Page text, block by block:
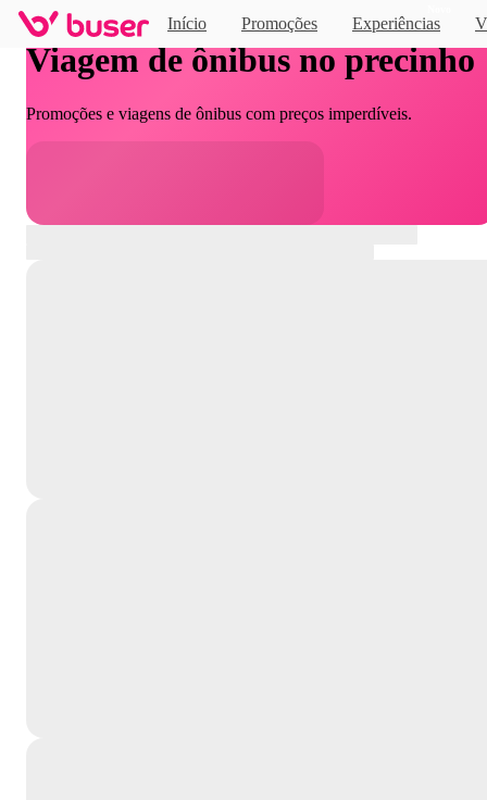
Início Promoções Experiências
Viagem de ônibus no precinho
Promoções e viagens de ônibus com preços imperdíveis.